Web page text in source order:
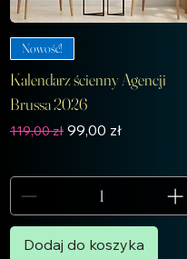
Nowość!
Kalendarz ścienny Agencji
Brussa 2026
Regularna cena
119,00 zł Cena rabatowa
99,00 zł
Dodaj do koszyka